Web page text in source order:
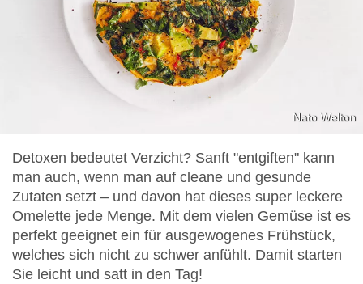
HAUPTGERICHTE
Nato Welton
Detoxen bedeutet Verzicht? Sanft "entgiften" kann
man auch, wenn man auf cleane und gesunde
Zutaten setzt – und davon hat dieses super leckere
Omelette jede Menge. Mit dem vielen Gemüse ist es
perfekt geeignet ein für ausgewogenes Frühstück,
welches sich nicht zu schwer anfühlt. Damit starten
Sie leicht und satt in den Tag!